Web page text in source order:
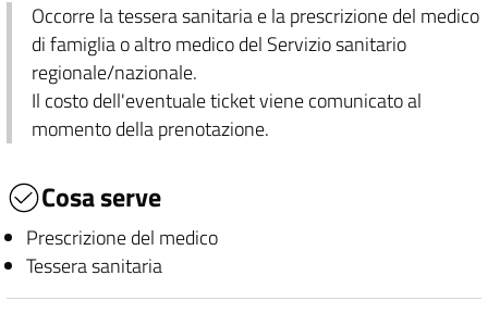
Occorre la tessera sanitaria e la prescrizione del medico
di famiglia o altro medico del Servizio sanitario
regionale/nazionale.
Il costo dell'eventuale ticket viene comunicato al
momento della prenotazione.
Cosa serve
Prescrizione del medico
Tessera sanitaria